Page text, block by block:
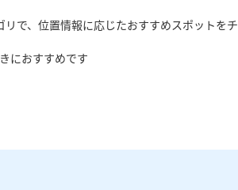
リで、位置情報に応じたおすすめスポットをチ
におすすめです